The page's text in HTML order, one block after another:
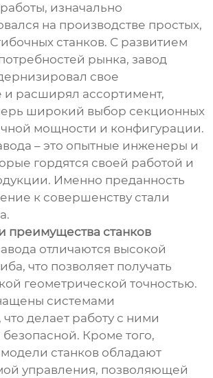
изначально
на производстве простых,
станков. С развитием
рынка, завод
свое
и расширял ассортимент,
широкий выбор секционных
мощности и конфигурации.
– это опытные инженеры и
гордятся своей работой и
Именно преданность
к совершенству стали
преимущества станков
отличаются высокой
что позволяет получать
геометрической точностью.
системами
делает работу с ними
Кроме того,
станков обладают
управления, позволяющей